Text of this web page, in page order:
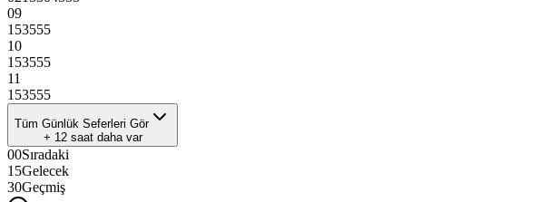
09
153555
10
153555
11
153555
Tüm Günlük Seferleri Gör
+ 12saat daha var
00Sıradaki
15Gelecek
30Geçmiş